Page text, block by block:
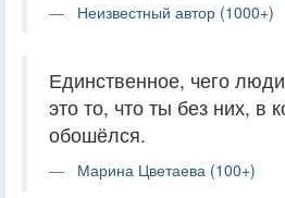
Неизвестный автор (1000+)
Единственное, чего
это то, что ты без них, в
обошёлся.
Марина Цветаева (100+)